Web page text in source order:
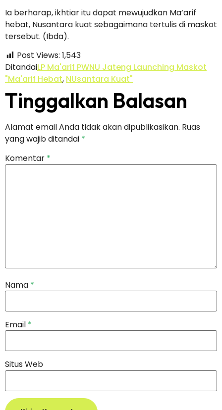
Ia berharap, ikhtiar itu dapat mewujudkan Ma’arif
hebat, Nusantara kuat sebagaimana tertulis di maskot
tersebut. (Ibda).
Post Views: 1,543
DitandaiLP Ma'arif PWNU Jateng Launching Maskot
"Ma'arif Hebat, NUsantara Kuat"
Tinggalkan Balasan
Alamat email Anda tidak akan dipublikasikan. Ruas
yang wajib ditandai *
Komentar *
Nama *
Email *
Situs Web